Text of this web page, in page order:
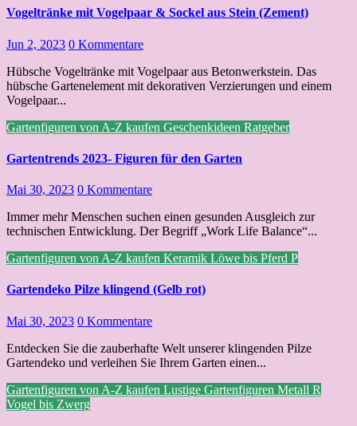
Vogeltränke mit Vogelpaar & Sockel aus Stein (Zement)
Jun 2, 2023 0 Kommentare
Hübsche Vogeltränke mit Vogelpaar aus Betonwerkstein. Das
hübsche Gartenelement mit dekorativen Verzierungen und einem
Vogelpaar...
Gartenfiguren von A-Z kaufen Geschenkideen Ratgeber
Gartentrends 2023- Figuren für den Garten
Mai 30, 2023 0 Kommentare
Immer mehr Menschen suchen einen gesunden Ausgleich zur
technischen Entwicklung. Der Begriff „Work Life Balance“...
Gartenfiguren von A-Z kaufen Keramik Löwe bis Pferd P
Gartendeko Pilze klingend (Gelb rot)
Mai 30, 2023 0 Kommentare
Entdecken Sie die zauberhafte Welt unserer klingenden Pilze
Gartendeko und verleihen Sie Ihrem Garten einen...
Gartenfiguren von A-Z kaufen Lustige Gartenfiguren Metall R
Vogel bis Zwerg